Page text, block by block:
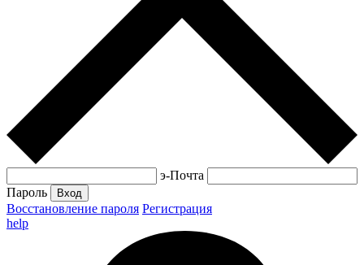
э-Почта
Пароль
Вход
Восстановление пароля Регистрация
help